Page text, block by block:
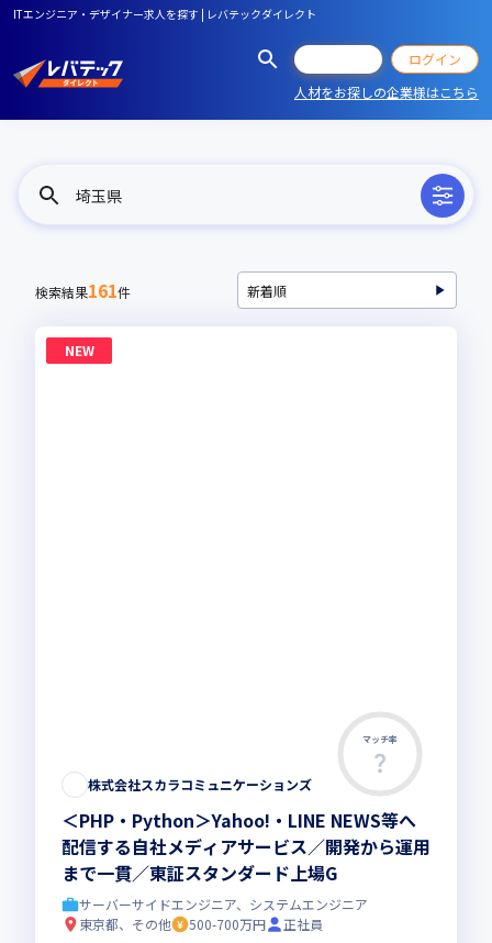
ITエンジニア・デザイナー求人を探す | レバテックダイレクト
ログイン
人材をお探しの企業様はこちら
埼玉県
検索結果161件
NEW
マッチ率
株式会社スカラコミュニケーションズ
＜PHP・Python＞Yahoo!・LINE NEWS等へ
配信する自社メディアサービス／開発から運用
まで一貫／東証スタンダード上場G
サーバーサイドエンジニア、システムエンジニア
東京都、その他
500-700万円
正社員